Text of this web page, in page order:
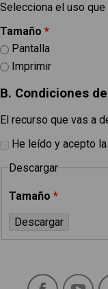
Selecciona el uso
Tamaño *
Pantalla
Imprimir
B. Condiciones
El recurso que vas a
He leído y acepto
Descargar
Tamaño *
Legal
Aviso Legal